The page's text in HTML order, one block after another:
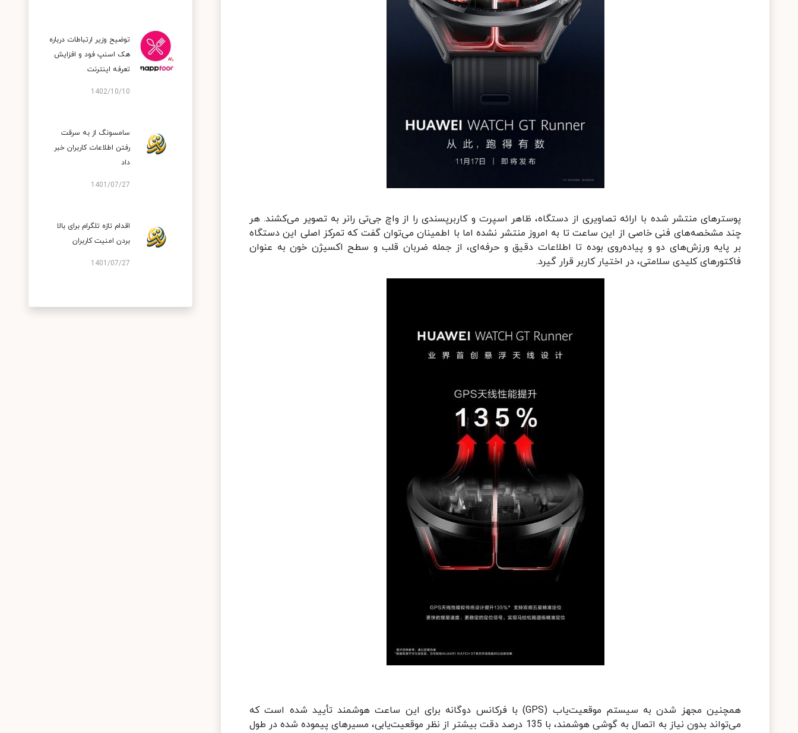
پوسترهای منتشر شده با ارائه تصاویری از دستگاه، ظاهر اسپرت و کاربرپسندی را از واچ جی‌تی رانر به تصویر می‌کشند. هر
چند مشخصه‌های فنی خاصی از این ساعت تا به امروز منتشر نشده اما با اطمینان می‌توان گفت که تمرکز اصلی این دستگاه
بر پایه ورزش‌های دو و پیاده‌روی بوده تا اطلاعات دقیق و حرفه‌ای، از جمله ضربان قلب و سطح اکسیژن خون به عنوان
فاکتورهای کلیدی سلامتی، در اختیار کاربر قرار گیرد.
همچنین مجهز شدن به سیستم موقعیت‌یاب (GPS) با فرکانس دوگانه برای این ساعت هوشمند تأیید شده است که
می‌تواند بدون نیاز به اتصال به گوشی هوشمند، با 135 درصد دقت بیشتر از نظر موقعیت‌یابی، مسیرهای پیموده شده در طول
توضیح وزیر ارتباطات درباره
هک اسنپ‌ فود و افزایش
تعرفه اینترنت
1402/10/10
سامسونگ از به سرقت
رفتن اطلاعات کاربران خبر
داد
1401/07/27
اقدام تازه تلگرام برای بالا
بردن امنیت کاربران
1401/07/27